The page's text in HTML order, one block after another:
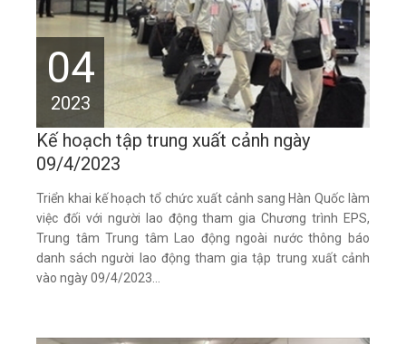
04
2023
Kế hoạch tập trung xuất cảnh ngày
09/4/2023
Triển khai kế hoạch tổ chức xuất cảnh sang Hàn Quốc làm
việc đối với người lao động tham gia Chương trình EPS,
Trung tâm Trung tâm Lao động ngoài nước thông báo
danh sách người lao động tham gia tập trung xuất cảnh
vào ngày 09/4/2023...